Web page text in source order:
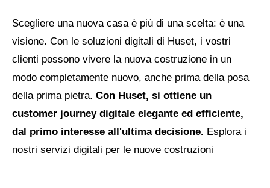
Scegliere una nuova casa è più di una scelta: è una
visione. Con le soluzioni digitali di Huset, i vostri
clienti possono vivere la nuova costruzione in un
modo completamente nuovo, anche prima della posa
della prima pietra. Con Huset, si ottiene un
customer journey digitale elegante ed efficiente,
dal primo interesse all'ultima decisione. Esplora i
nostri servizi digitali per le nuove costruzioni